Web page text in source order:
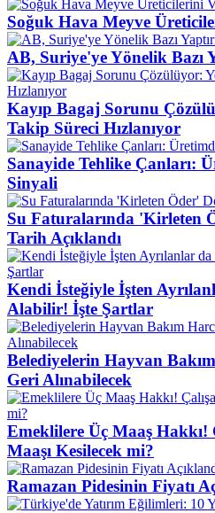
Soğuk Hava Meyve
AB, Suriye'ye Yönelik Bazı
Kayıp Bagaj Sorunu
Takip Süreci Hızlanıyor
Sanayide Tehlike Çanları:
Sinyali
Su Faturalarında 'Kirleten
Tarih Açıklandı
Kendi İsteğiyle İşten
Alabilir! İşte Şartlar
Belediyelerin Hayvan
Geri Alınabilecek
Emeklilere Üç Maaş Hakkı!
Maaşı Kesilecek mi?
Ramazan Pidesinin Fiyatı